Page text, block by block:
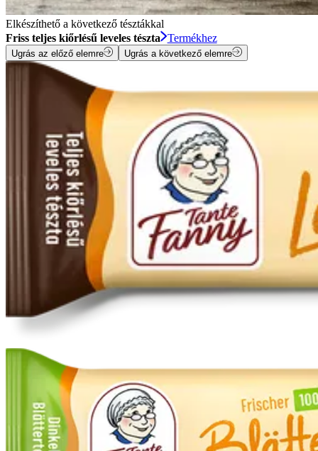
Elkészíthető a következő tésztákkal
Friss teljes kiőrlésű leveles tészta
Termékhez
Ugrás az előző elemre Ugrás a következő elemre